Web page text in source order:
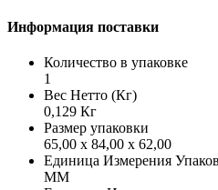
Информация поставки
Количество в упаковке
1
Вес Нетто (Кг)
0,129 Кг
Размер упаковки
65,00 x 84,00 x 62,00
Единица Измерения
MM